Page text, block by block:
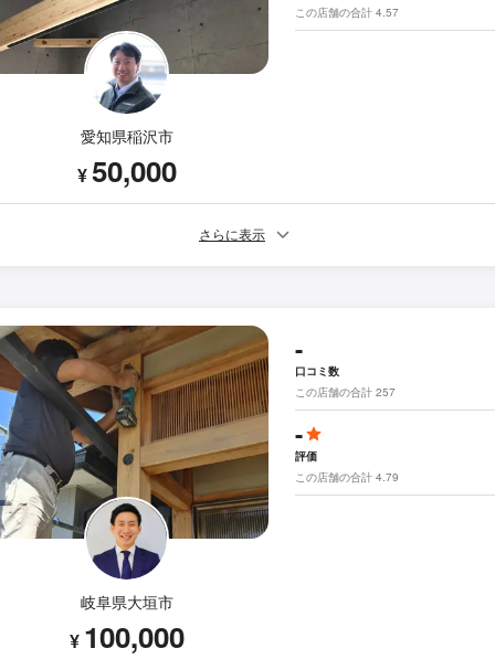
愛知県稲沢市
¥50,000
この店舗の合計 4.57
さらに表示
岐阜県大垣市
¥ 100,000
-
口コミ数
この店舗の合計 257
-
評価
この店舗の合計 4.79